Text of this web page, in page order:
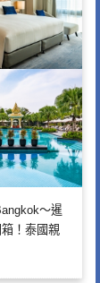
～暹
！泰國親